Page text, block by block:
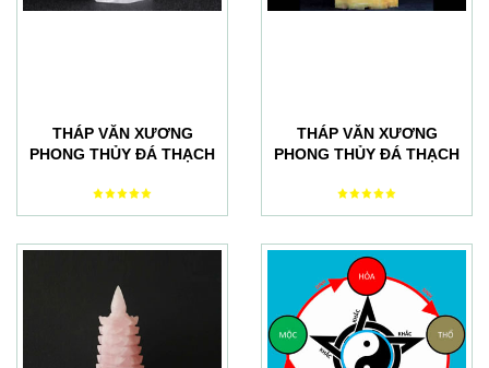
THÁP VĂN XƯƠNG
PHONG THỦY ĐÁ THẠCH
THÁP VĂN XƯƠNG
PHONG THỦY ĐÁ THẠCH